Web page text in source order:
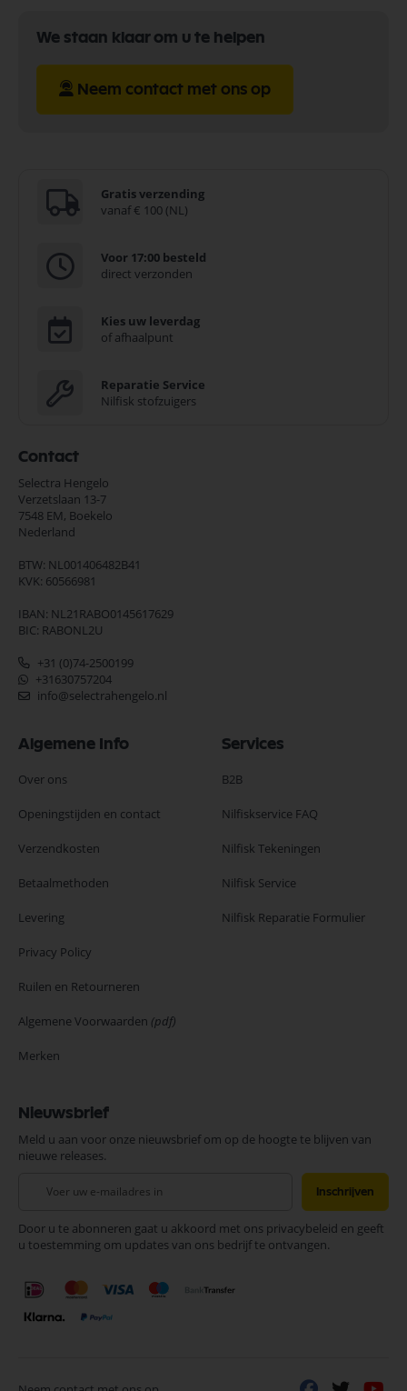
We staan klaar om u te helpen
Neem contact met ons op
Gratis verzending
vanaf € 100 (NL)
Voor 17:00 besteld
direct verzonden
Kies uw leverdag
of afhaalpunt
Reparatie Service
Nilfisk stofzuigers
Contact
Selectra Hengelo
Verzetslaan 13-7
7548 EM, Boekelo
Nederland
BTW: NL001406482B41
KVK: 60566981
IBAN: NL21RABO0145617629
BIC: RABONL2U
+31 (0)74-2500199
+31630757204
info@selectrahengelo.nl
Algemene Info
Over ons
Openingstijden en contact
Verzendkosten
Betaalmethoden
Levering
Privacy Policy
Ruilen en Retourneren
Algemene Voorwaarden (pdf)
Merken
Services
B2B
Nilfiskservice FAQ
Nilfisk Tekeningen
Nilfisk Service
Nilfisk Reparatie Formulier
Nieuwsbrief
Meld u aan voor onze nieuwsbrief om op de hoogte te blijven van
nieuwe releases.
onze
nieuwsbrief
Inschrijven
Door u te abonneren gaat u akkoord met ons privacybeleid en geeft
u toestemming om updates van ons bedrijf te ontvangen.